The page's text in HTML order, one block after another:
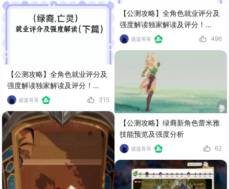
【公测攻略】全角色就业评分及
强度解读独家解读及评分！
（下）逍遥哥哥 315
【公测攻略】全角色就业评分及
强度解读独家解读及评分！
（上）逍遥哥哥 496
【公测攻略】绿裔新角色蕾米雅
技能预览及强度分析
逍遥哥哥 62